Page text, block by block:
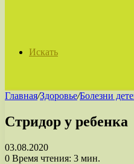
Искать
Главная/Здоровье/Болезни
Стридор у ребенка
03.08.2020
0 Время чтения: 3 мин.